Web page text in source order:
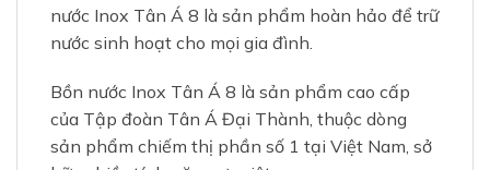
nước Inox Tân Á 8 là sản phẩm hoàn hảo để trữ
nước sinh hoạt cho mọi gia đình.
Bồn nước Inox Tân Á 8 là sản phẩm cao cấp
của Tập đoàn Tân Á Đại Thành, thuộc dòng
sản phẩm chiếm thị phần số 1 tại Việt Nam, sở